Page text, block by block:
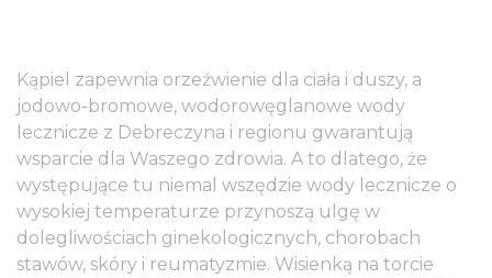
Kąpiel zapewnia orzeźwienie dla ciała i duszy, a
jodowo-bromowe, wodorowęglanowe wody
lecznicze z Debreczyna i regionu gwarantują
wsparcie dla Waszego zdrowia. A to dlatego, że
występujące tu niemal wszędzie wody lecznicze o
wysokiej temperaturze przynoszą ulgę w
dolegliwościach ginekologicznych, chorobach
stawów, skóry i reumatyzmie. Wisienką na torcie